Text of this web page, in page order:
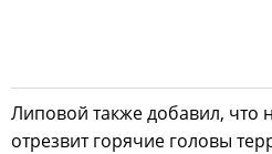
Липовой также добавил, что
отрезвит горячие головы